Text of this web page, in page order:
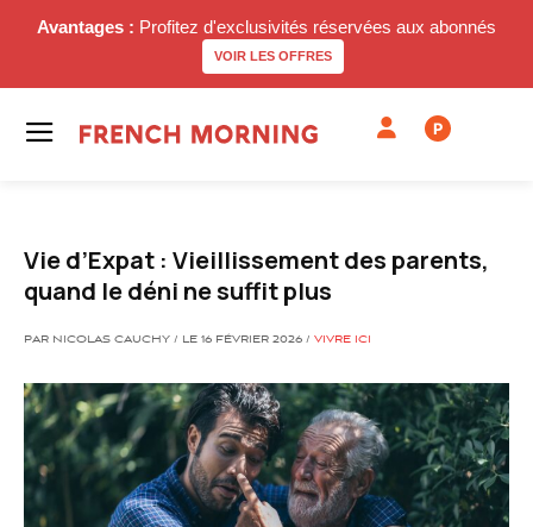
Avantages : Profitez d'exclusivités réservées aux abonnés
VOIR LES OFFRES
P
Vie d’Expat : Vieillissement des parents,
quand le déni ne suffit plus
PAR NICOLAS CAUCHY / LE 16 FÉVRIER 2026 / VIVRE ICI